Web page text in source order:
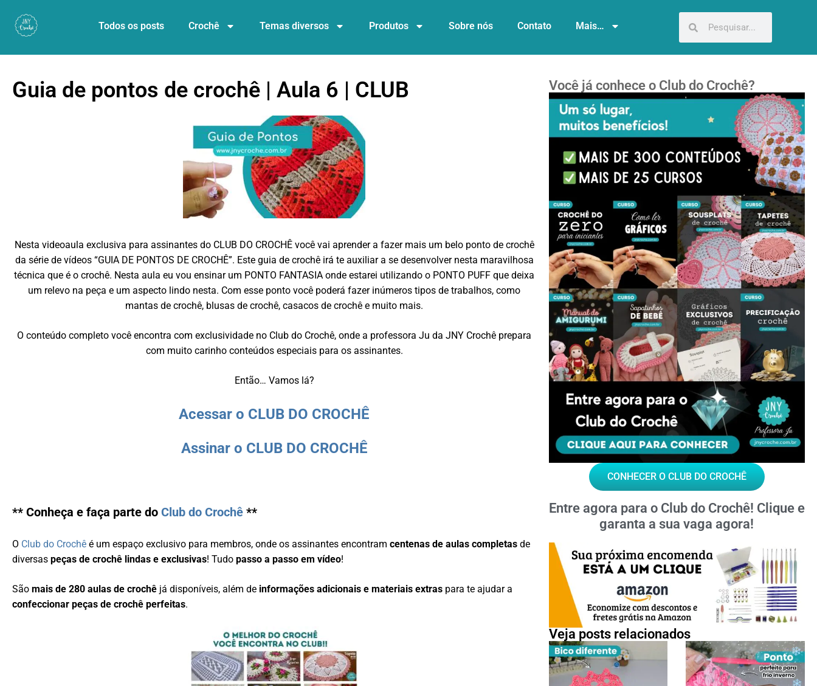
Todos os posts Crochê Temas diversos Produtos Sobre nós Contato Mais…
Você já conhece o Club do Crochê?
CONHECER O CLUB DO CROCHÊ
Entre agora para o Club do Crochê! Clique e
garanta a sua vaga agora!
Veja posts relacionados
Guia de pontos de crochê | Aula 6 | CLUB
Nesta videoaula exclusiva para assinantes do CLUB DO CROCHÊ você vai aprender a fazer mais um belo ponto de crochê
da série de vídeos “GUIA DE PONTOS DE CROCHÊ”. Este guia de crochê irá te auxiliar a se desenvolver nesta maravilhosa
técnica que é o crochê. Nesta aula eu vou ensinar um PONTO FANTASIA onde estarei utilizando o PONTO PUFF que deixa
um relevo na peça e um aspecto lindo nesta. Com esse ponto você poderá fazer inúmeros tipos de trabalhos, como
mantas de crochê, blusas de crochê, casacos de crochê e muito mais.
O conteúdo completo você encontra com exclusividade no Club do Crochê, onde a professora Ju da JNY Crochê prepara
com muito carinho conteúdos especiais para os assinantes.
Então… Vamos lá?
Acessar o CLUB DO CROCHÊ
Assinar o CLUB DO CROCHÊ
** Conheça e faça parte doClub do Crochê **
O Club do Crochê é um espaço exclusivo para membros, onde os assinantes encontramcentenas de aulas completas de
diversaspeças de crochê lindas e exclusivas! Tudopasso a passo em vídeo!
Sãomais de 280 aulas de crochê já disponíveis, além de informações adicionais e materiais extras para te ajudar a
confeccionar peças de crochê perfeitas.